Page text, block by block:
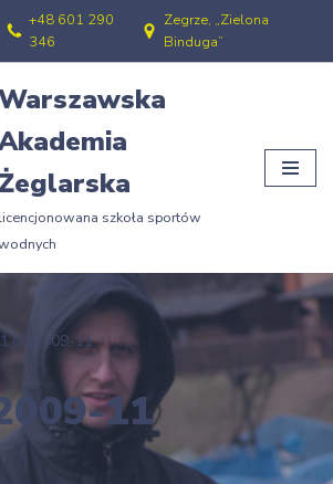
+48 601 290
346
Zegrze, „Zielona
Binduga”
Żeglarska
licencjonowana szkoła sportów
11
11